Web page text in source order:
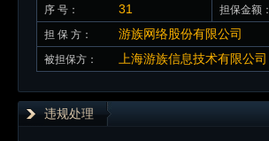
序 号： 31 担保金额：
担 保 方： 游族网络股份有限公司
被担保方： 上海游族信息技术有限公司
违规处理